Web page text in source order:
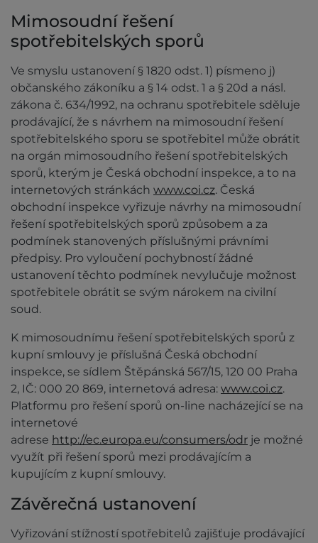
Mimosoudní řešení
spotřebitelských sporů
Ve smyslu ustanovení § 1820 odst. 1) písmeno j)
občanského zákoníku a § 14 odst. 1 a § 20d a násl.
zákona č. 634/1992, na ochranu spotřebitele sděluje
prodávající, že s návrhem na mimosoudní řešení
spotřebitelského sporu se spotřebitel může obrátit
na orgán mimosoudního řešení spotřebitelských
sporů, kterým je Česká obchodní inspekce, a to na
internetových stránkách www.coi.cz. Česká
obchodní inspekce vyřizuje návrhy na mimosoudní
řešení spotřebitelských sporů způsobem a za
podmínek stanovených příslušnými právními
předpisy. Pro vyloučení pochybností žádné
ustanovení těchto podmínek nevylučuje možnost
spotřebitele obrátit se svým nárokem na civilní
soud.
K mimosoudnímu řešení spotřebitelských sporů z
kupní smlouvy je příslušná Česká obchodní
inspekce, se sídlem Štěpánská 567/15, 120 00 Praha
2, IČ: 000 20 869, internetová adresa: www.coi.cz.
Platformu pro řešení sporů on-line nacházející se na
internetové
adrese http://ec.europa.eu/consumers/odr je možné
využít při řešení sporů mezi prodávajícím a
kupujícím z kupní smlouvy.
Závěrečná ustanovení
Vyřizování stížností spotřebitelů zajišťuje prodávající